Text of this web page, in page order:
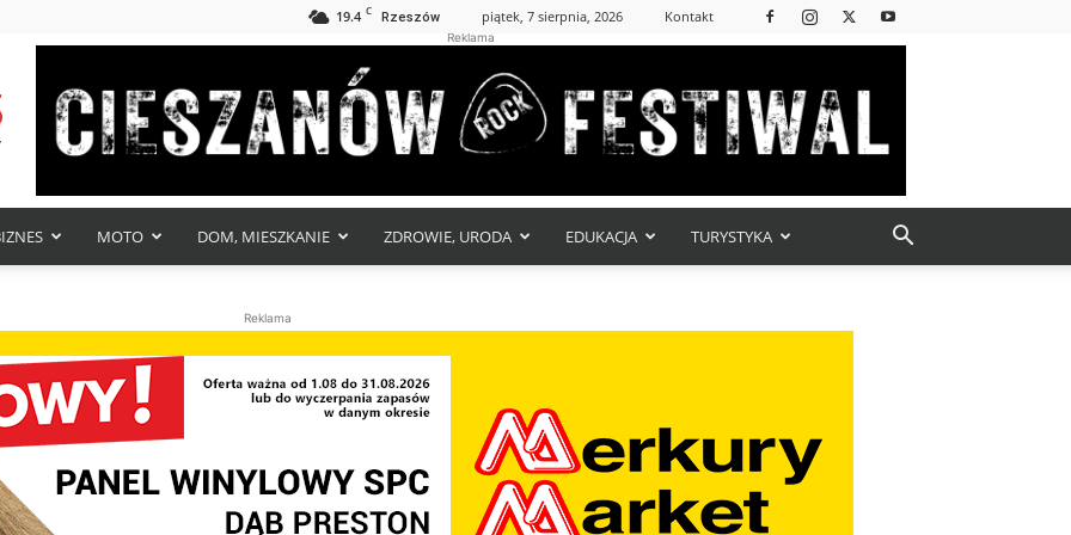
19.4 C Rzeszów piątek, 7 sierpnia, 2026 Kontakt
Reklama
MOTO DOM, MIESZKANIE ZDROWIE, URODA EDUKACJA TURYSTYKA
Reklama